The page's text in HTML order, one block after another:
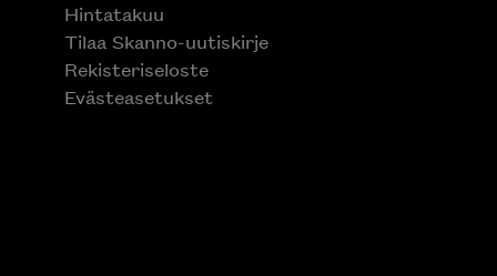
Hintatakuu
Tilaa Skanno-uutiskirje
Rekisteriseloste
Evästeasetukset